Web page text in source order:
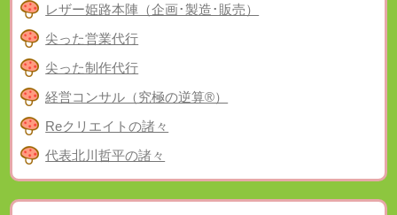
レザー姫路本陣（企画･製造･販売）
尖った営業代行
尖った制作代行
経営コンサル（究極の逆算®）
Reクリエイトの諸々
代表北川哲平の諸々